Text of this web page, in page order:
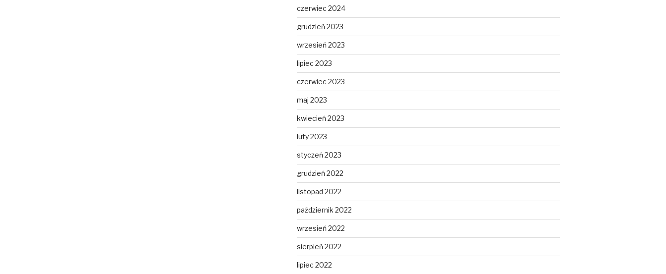
czerwiec 2024
grudzień 2023
wrzesień 2023
lipiec 2023
czerwiec 2023
maj 2023
kwiecień 2023
luty 2023
styczeń 2023
grudzień 2022
listopad 2022
październik 2022
wrzesień 2022
sierpień 2022
lipiec 2022